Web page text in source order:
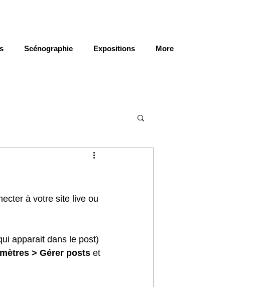
Scénographie Expositions More
à votre site live ou
> Gérer posts et